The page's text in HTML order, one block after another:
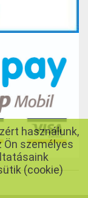
használunk,
Ön személyes
(cookie)